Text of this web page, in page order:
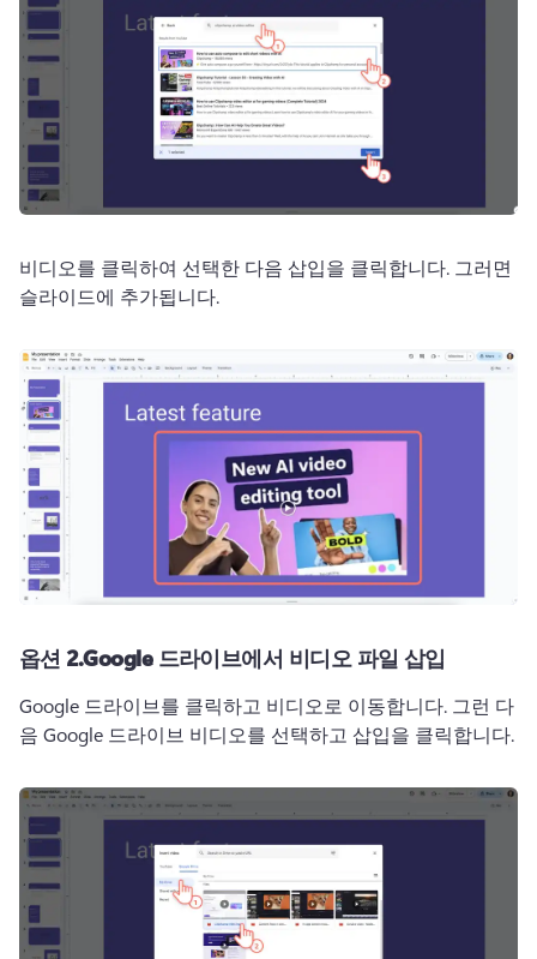
비디오를 클릭하여 선택한 다음 삽입을 클릭합니다. 그러면
슬라이드에 추가됩니다.
옵션 2.Google 드라이브에서 비디오 파일 삽입
Google 드라이브를 클릭하고 비디오로 이동합니다. 그런 다
음 Google 드라이브 비디오를 선택하고 삽입을 클릭합니다.